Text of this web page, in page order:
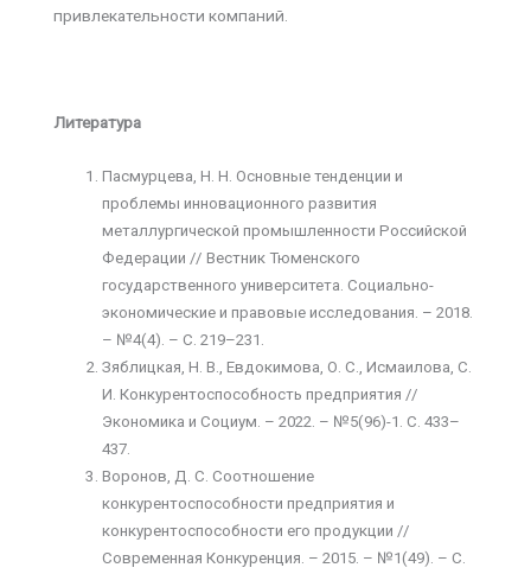
привлекательности компаний.
Литература
Пасмурцева, Н. Н. Основные тенденции и
проблемы инновационного развития
металлургической промышленности Российской
Федерации // Вестник Тюменского
государственного университета. Социально-
экономические и правовые исследования. – 2018.
– №4(4). – С. 219–231.
Зяблицкая, Н. В., Евдокимова, О. С., Исмаилова, С.
И. Конкурентоспособность предприятия //
Экономика и Социум. – 2022. – №5(96)-1. С. 433–
437.
Воронов, Д. С. Соотношение
конкурентоспособности предприятия и
конкурентоспособности его продукции //
Современная Конкуренция. – 2015. – №1(49). – С.